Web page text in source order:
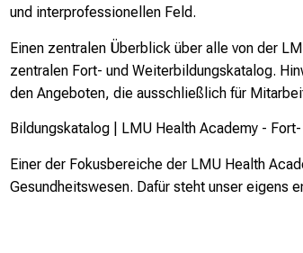
und interprofessionellen Feld.
Einen zentralen Überblick über alle von der
zentralen Fort- und Weiterbildungskatalog.
den Angeboten, die ausschließlich für
Bildungskatalog | LMU Health Academy -
Einer der Fokusbereiche der LMU Health
Gesundheitswesen. Dafür steht unser eigens